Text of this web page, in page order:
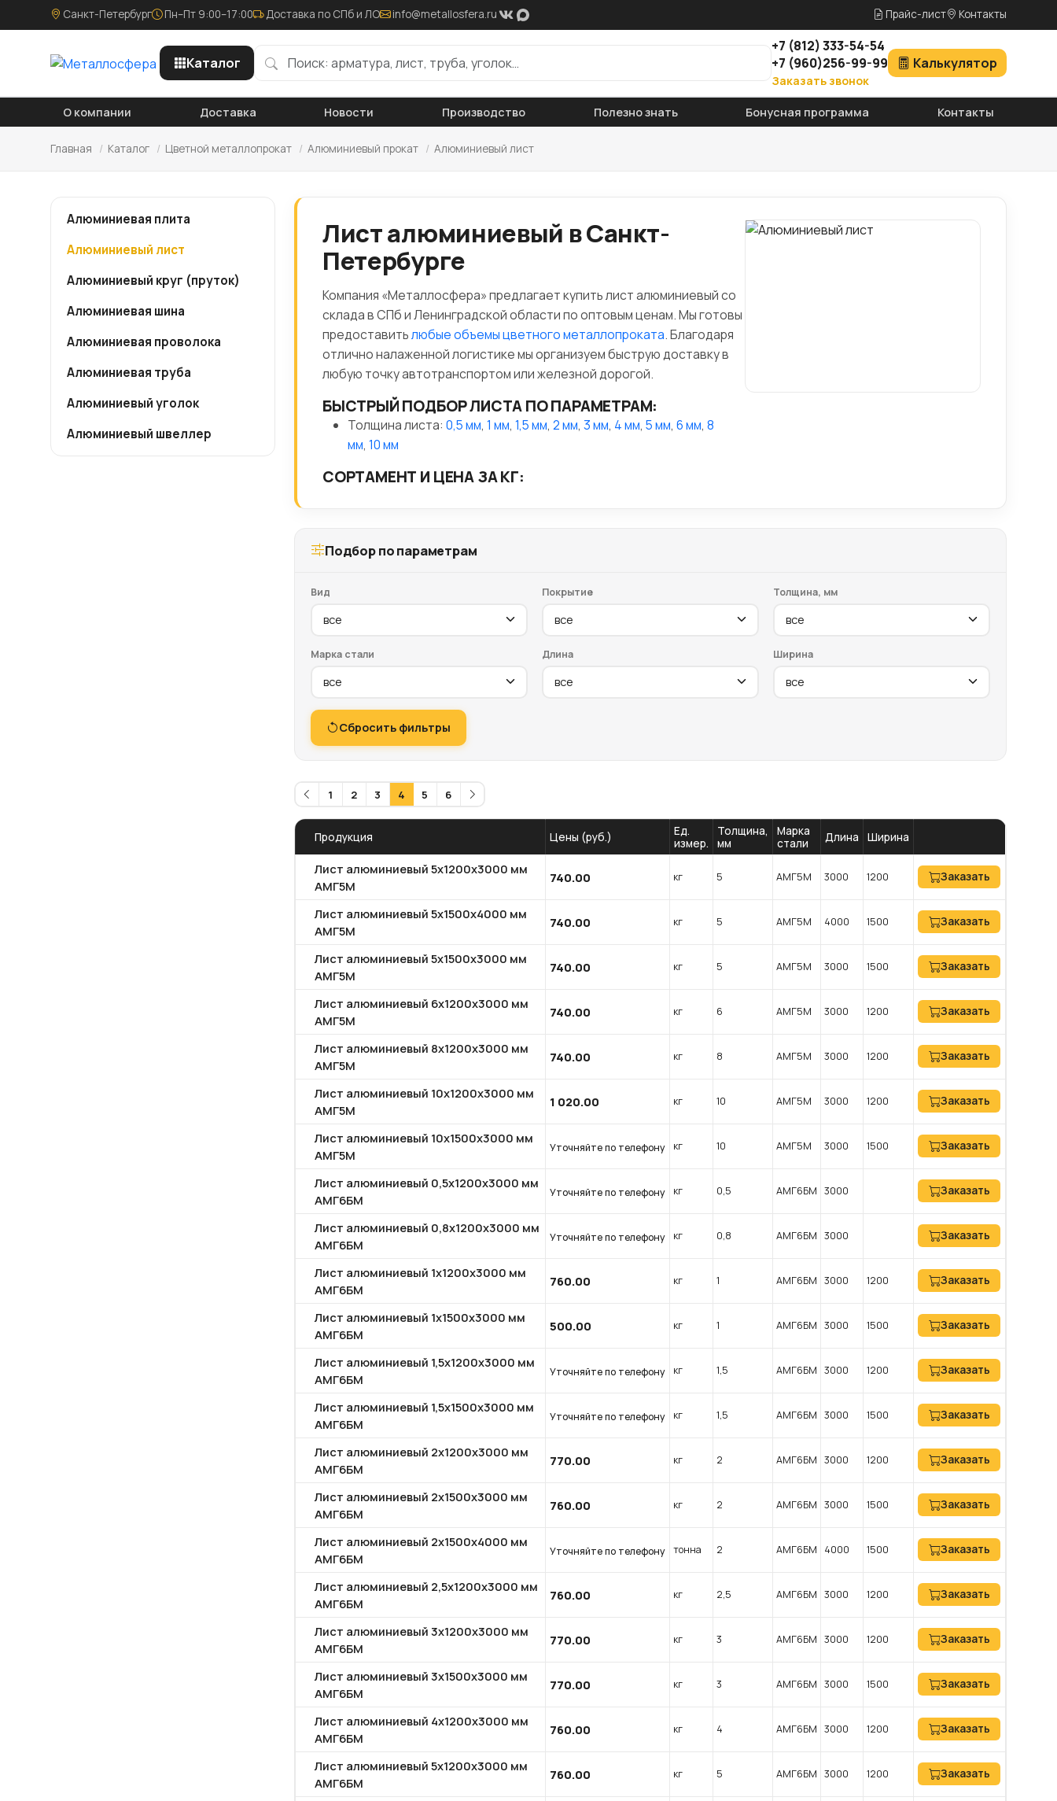
Санкт-Петербург Пн–Пт 9:00–17:00 Доставка по СПб и ЛО info@metallosfera.ru Прайс-лист Контакты
Каталог
+7 (812)333-54-54
+7 (960)256-99-99
Заказать звонок
Калькулятор
О компании Доставка Новости Производство Полезно знать Бонусная программа Контакты
Главная / Каталог / Цветной металлопрокат / Алюминиевый прокат / Алюминиевый лист
Алюминиевая плита
Алюминиевый лист
Алюминиевый круг (пруток)
Алюминиевая шина
Алюминиевая проволока
Алюминиевая труба
Алюминиевый уголок
Алюминиевый швеллер
Лист алюминиевый в Санкт-
Петербурге
Компания «Металлосфера» предлагает купить лист алюминиевый со
склада в СПб и Ленинградской области по оптовым ценам. Мы готовы
предоставитьлюбые объемы цветного металлопроката. Благодаря
отлично налаженной логистике мы организуем быструю доставку в
любую точку автотранспортом или железной дорогой.
БЫСТРЫЙ ПОДБОР ЛИСТА ПО ПАРАМЕТРАМ:
Толщина листа: 0,5 мм, 1 мм, 1,5 мм, 2 мм, 3 мм, 4 мм, 5 мм, 6 мм, 8
мм, 10 мм
СОРТАМЕНТ И ЦЕНА ЗА КГ:
Подбор по параметрам
Вид Покрытие Толщина, мм
Марка стали Длина Ширина
Сбросить фильтры
1 2 3 4 5 6
Продукция Цены (руб.)
Ед.
измер.
Толщина,
мм
Марка
стали
Длина Ширина
Лист алюминиевый 5x1200x3000 мм
АМГ5М
740.00 кг 5 АМГ5М 3000 1200 Заказать
Лист алюминиевый 5x1500x4000 мм
АМГ5М
740.00 кг 5 АМГ5М 4000 1500 Заказать
Лист алюминиевый 5x1500x3000 мм
АМГ5М
740.00 кг 5 АМГ5М 3000 1500 Заказать
Лист алюминиевый 6x1200x3000 мм
АМГ5М
740.00 кг 6 АМГ5М 3000 1200 Заказать
Лист алюминиевый 8x1200x3000 мм
АМГ5М
740.00 кг 8 АМГ5М 3000 1200 Заказать
Лист алюминиевый 10x1200x3000 мм
АМГ5М
1 020.00 кг 10 АМГ5М 3000 1200 Заказать
Лист алюминиевый 10x1500x3000 мм
АМГ5М
Уточняйте по телефону кг 10 АМГ5М 3000 1500 Заказать
Лист алюминиевый 0,5x1200x3000 мм
АМГ6БМ
Уточняйте по телефону кг 0,5 АМГ6БМ 3000 Заказать
Лист алюминиевый 0,8x1200x3000 мм
АМГ6БМ
Уточняйте по телефону кг 0,8 АМГ6БМ 3000 Заказать
Лист алюминиевый 1x1200x3000 мм
АМГ6БМ
760.00 кг 1 АМГ6БМ 3000 1200 Заказать
Лист алюминиевый 1x1500x3000 мм
АМГ6БМ
500.00 кг 1 АМГ6БМ 3000 1500 Заказать
Лист алюминиевый 1,5x1200x3000 мм
АМГ6БМ
Уточняйте по телефону кг 1,5 АМГ6БМ 3000 1200 Заказать
Лист алюминиевый 1,5x1500x3000 мм
АМГ6БМ
Уточняйте по телефону кг 1,5 АМГ6БМ 3000 1500 Заказать
Лист алюминиевый 2x1200x3000 мм
АМГ6БМ
770.00 кг 2 АМГ6БМ 3000 1200 Заказать
Лист алюминиевый 2x1500x3000 мм
АМГ6БМ
760.00 кг 2 АМГ6БМ 3000 1500 Заказать
Лист алюминиевый 2x1500x4000 мм
АМГ6БМ
Уточняйте по телефону тонна 2 АМГ6БМ 4000 1500 Заказать
Лист алюминиевый 2,5x1200x3000 мм
АМГ6БМ
760.00 кг 2,5 АМГ6БМ 3000 1200 Заказать
Лист алюминиевый 3x1200x3000 мм
АМГ6БМ
770.00 кг 3 АМГ6БМ 3000 1200 Заказать
Лист алюминиевый 3x1500x3000 мм
АМГ6БМ
770.00 кг 3 АМГ6БМ 3000 1500 Заказать
Лист алюминиевый 4x1200x3000 мм
АМГ6БМ
760.00 кг 4 АМГ6БМ 3000 1200 Заказать
Лист алюминиевый 5x1200x3000 мм
АМГ6БМ
760.00 кг 5 АМГ6БМ 3000 1200 Заказать